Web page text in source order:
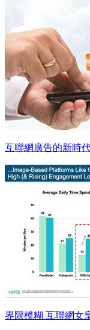
互聯網廣告的新時
界限模糊 互聯網女